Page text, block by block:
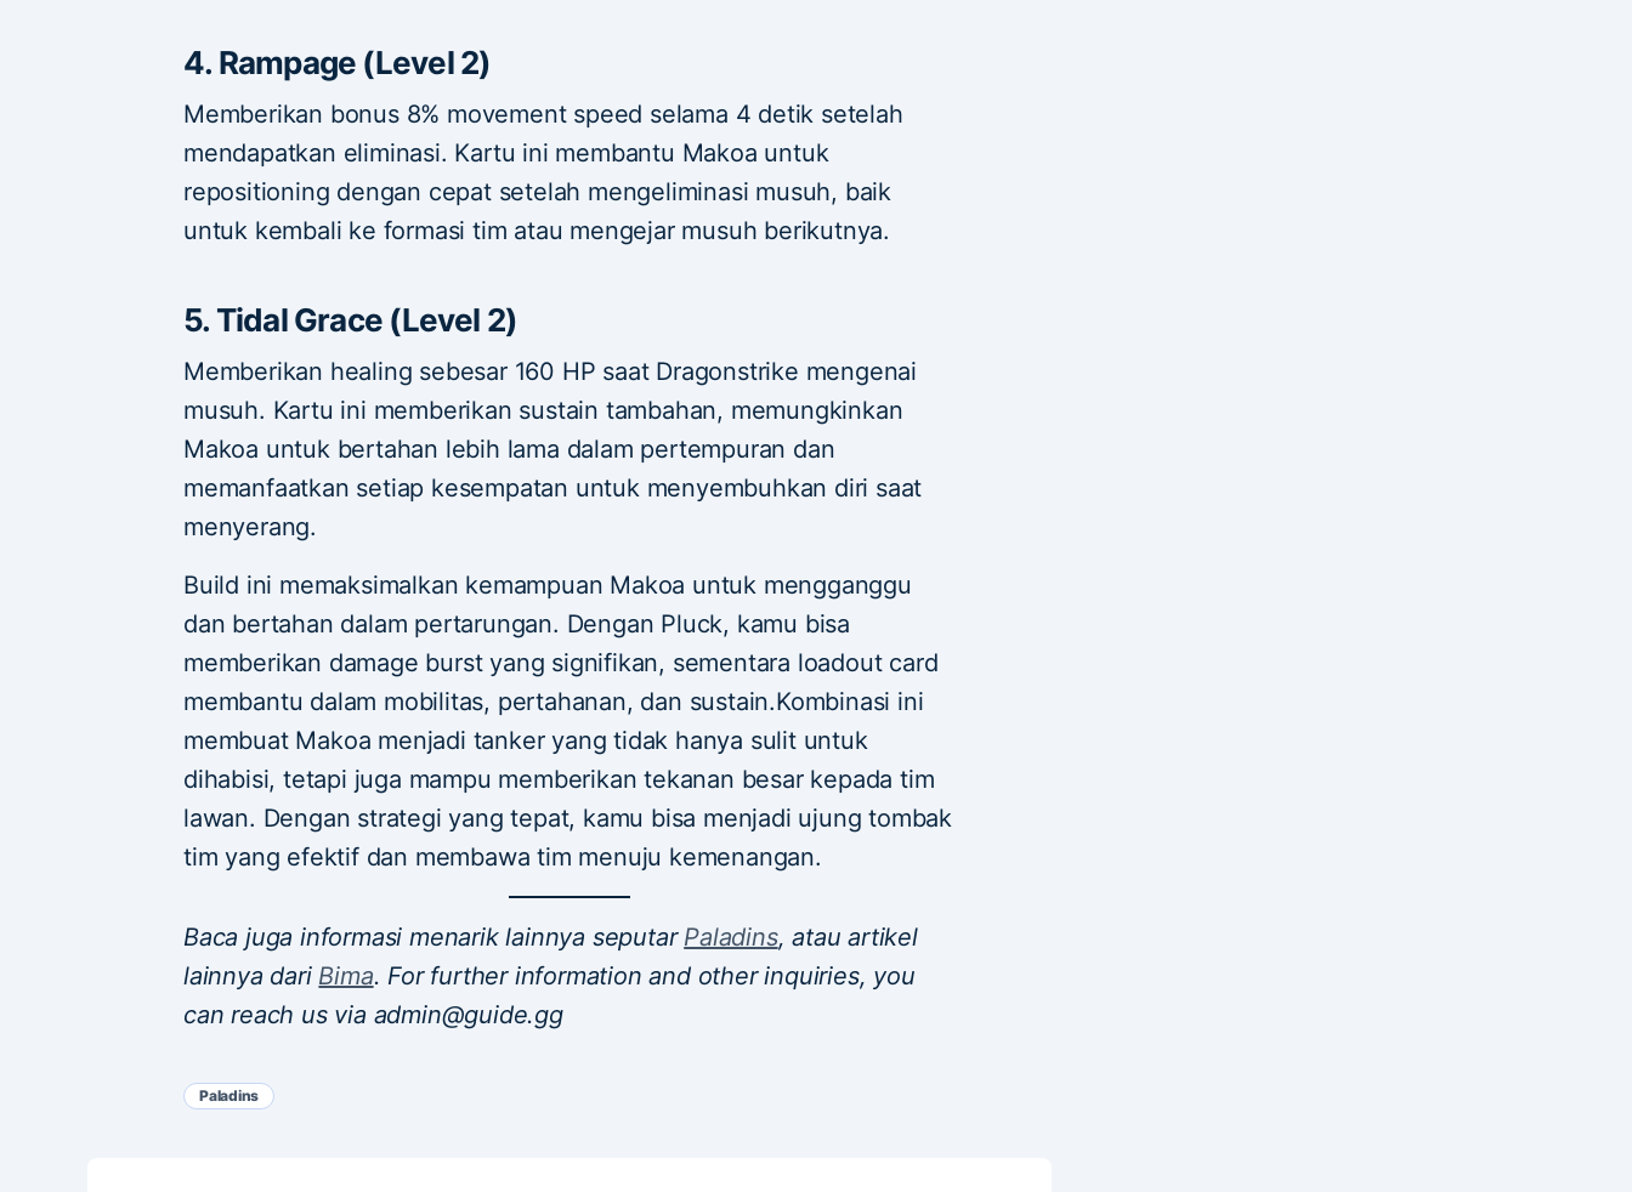
4. Rampage (Level 2)
Memberikan bonus 8% movement speed selama 4 detik setelah
mendapatkan eliminasi. Kartu ini membantu Makoa untuk
repositioning dengan cepat setelah mengeliminasi musuh, baik
untuk kembali ke formasi tim atau mengejar musuh berikutnya.
5. Tidal Grace (Level 2)
Memberikan healing sebesar 160 HP saat Dragonstrike mengenai
musuh. Kartu ini memberikan sustain tambahan, memungkinkan
Makoa untuk bertahan lebih lama dalam pertempuran dan
memanfaatkan setiap kesempatan untuk menyembuhkan diri saat
menyerang.
Build ini memaksimalkan kemampuan Makoa untuk mengganggu
dan bertahan dalam pertarungan. Dengan Pluck, kamu bisa
memberikan damage burst yang signifikan, sementara loadout card
membantu dalam mobilitas, pertahanan, dan sustain.Kombinasi ini
membuat Makoa menjadi tanker yang tidak hanya sulit untuk
dihabisi, tetapi juga mampu memberikan tekanan besar kepada tim
lawan. Dengan strategi yang tepat, kamu bisa menjadi ujung tombak
tim yang efektif dan membawa tim menuju kemenangan.
Baca juga informasi menarik lainnya seputar Paladins, atau artikel
lainnya dari Bima. For further information and other inquiries, you
can reach us via admin@guide.gg
Paladins